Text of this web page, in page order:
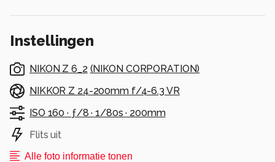
Instellingen
NIKON Z 6_2 (NIKON CORPORATION)
NIKKOR Z 24-200mm f/4-6.3 VR
ISO 160 · ƒ/8 ·1/80s · 200mm
Flits uit
Alle foto informatie tonen